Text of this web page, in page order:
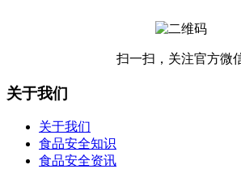
扫一扫，关注官方微
关于我们
关于我们
食品安全知识
食品安全资讯